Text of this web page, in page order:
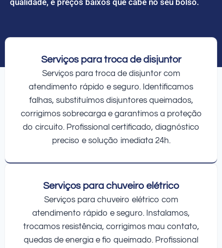
Serviços para troca de disjuntor
Serviços para troca de disjuntor com
atendimento rápido e seguro. Identificamos
falhas, substituímos disjuntores queimados,
corrigimos sobrecarga e garantimos a proteção
do circuito. Profissional certificado, diagnóstico
preciso e solução imediata 24h.
Serviços para chuveiro elétrico
Serviços para chuveiro elétrico com
atendimento rápido e seguro. Instalamos,
trocamos resistência, corrigimos mau contato,
quedas de energia e fio queimado. Profissional